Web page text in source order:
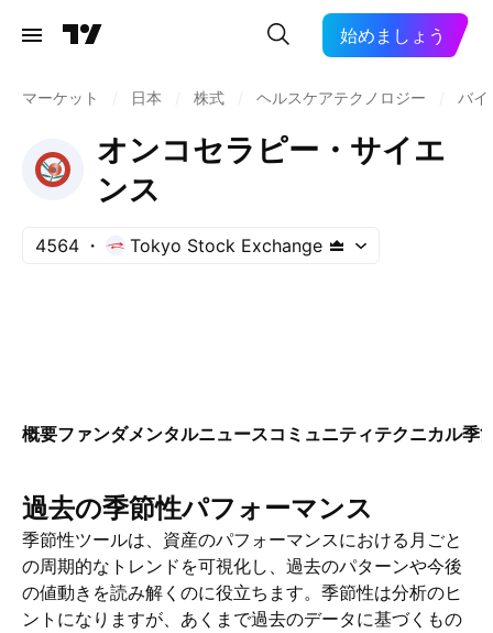
始めましょう
マーケット 日本 株式 ヘルスケアテクノロジー バイ
オンコセラピー・サイエ
ンス
4564 Tokyo Stock Exchange
概要ファンダメンタルニュースコミュニティテクニカル季
過去の季節性パフォーマンス
季節性ツールは、資産のパフォーマンスにおける月ごと
の周期的なトレンドを可視化し、過去のパターンや今後
の値動きを読み解くのに役立ちます。季節性は分析のヒ
ントになりますが、あくまで過去のデータに基づくもの